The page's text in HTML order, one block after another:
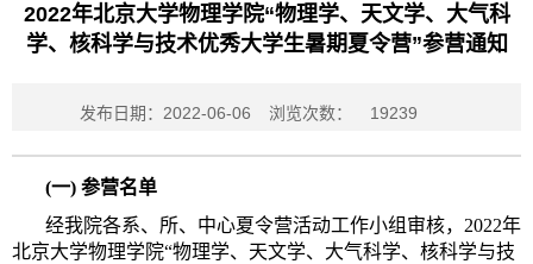
2022年北京大学物理学院“物理学、天文学、大气科
学、核科学与技术优秀大学生暑期夏令营”参营通知
发布日期：2022-06-06 浏览次数： 19239
(一) 参营名单
经我院各系、所、中心夏令营活动工作小组审核，2022年
北京大学物理学院“物理学、天文学、大气科学、核科学与技